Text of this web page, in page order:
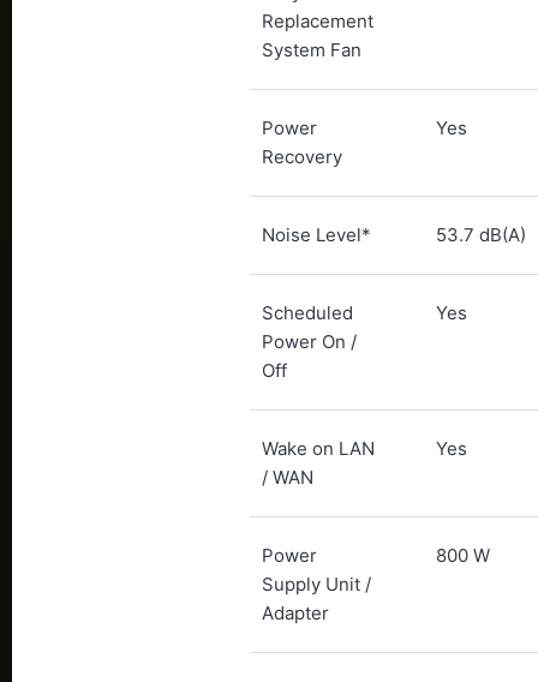
Replacement
System Fan
Power
Recovery
Yes
Noise Level* 53.7 dB(A)
Scheduled
Power On /
Off
Yes
Wake on LAN
/ WAN
Yes
Power
Supply Unit /
Adapter
800 W